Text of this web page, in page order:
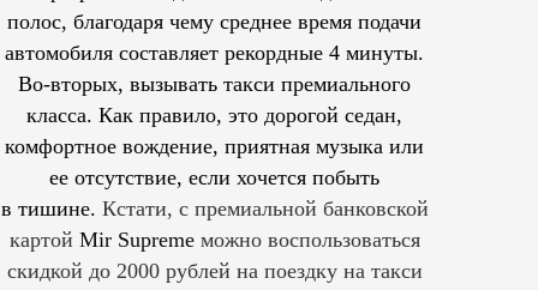
полос, благодаря чему среднее время подачи
автомобиля составляет рекордные 4 минуты.
Во-вторых, вызывать такси премиального
класса. Как правило, это дорогой седан,
комфортное вождение, приятная музыка или
ее отсутствие, если хочется побыть
в тишине. Кстати, с премиальной банковской
картой Mir Supreme можно воспользоваться
скидкой до 2000 рублей на поездку на такси